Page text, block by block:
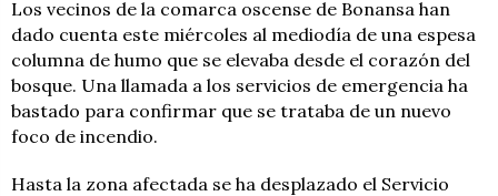
Los vecinos de la comarca oscense de Bonansa han
dado cuenta este miércoles al mediodía de una espesa
columna de humo que se elevaba desde el corazón del
bosque. Una llamada a los servicios de emergencia ha
bastado para confirmar que se trataba de un nuevo
foco de incendio.
Hasta la zona afectada se ha desplazado el Servicio